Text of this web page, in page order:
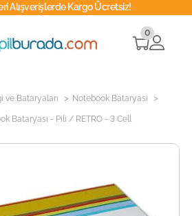
Kargo Ücretsiz!
0
ve Bataryaları > Notebook Bataryası >
Bataryası - Pili / RETRO - 3 Cell